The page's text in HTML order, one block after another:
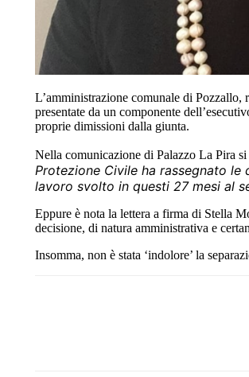
L’amministrazione comunale di
presentate da un componente
proprie dimissioni dalla giunta.
Nella comunicazione di Palazzo La Pira si
Protezione Civile ha rassegnato le
lavoro svolto in questi 27 mesi al
Eppure è nota la lettera a firma di Stella
decisione, di natura amministrativa e
Insomma, non è stata ‘indolore’ la